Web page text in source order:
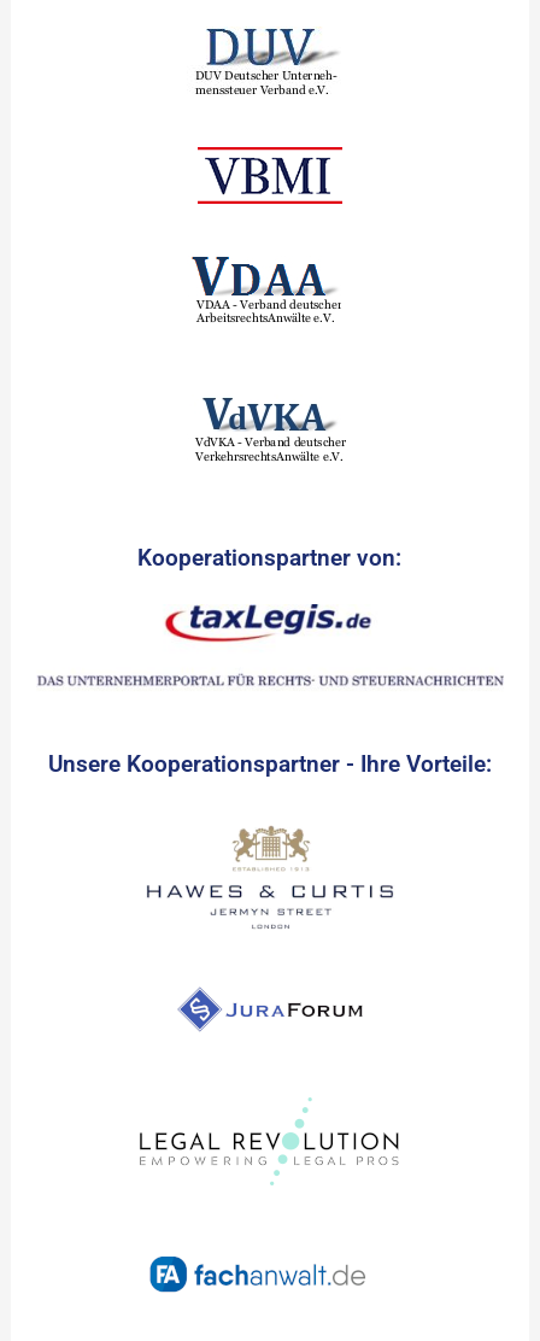
Kooperationspartner von:
Unsere Kooperationspartner - Ihre Vorteile: